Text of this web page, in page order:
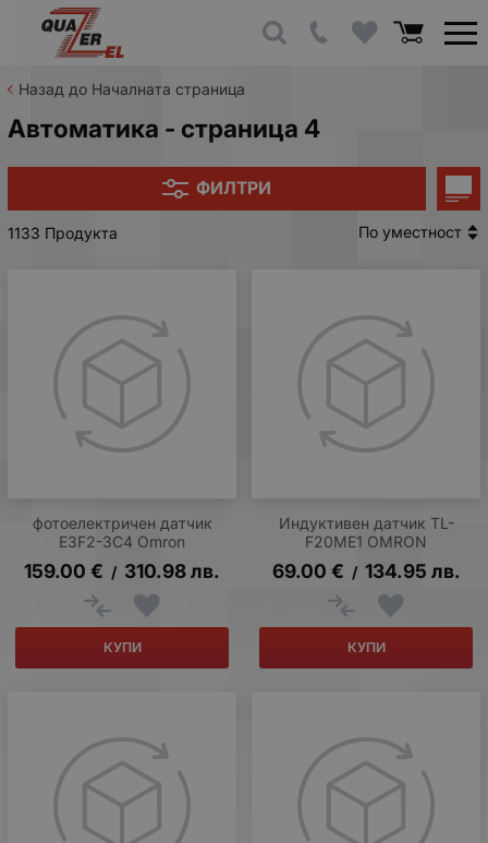
Назад до Началната страница
Автоматика - страница 4
ФИЛТРИ
1133 Продукта По уместност
фотоелектричен датчик
E3F2-3C4 Omron
159.00 € / 310.98лв.
КУПИ
Индуктивен датчик TL-
F20ME1 OMRON
69.00 € / 134.95 лв.
КУПИ